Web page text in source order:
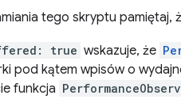
tego skryptu pamiętaj,
true wskazuje, że
pod kątem wpisów o
funkcja